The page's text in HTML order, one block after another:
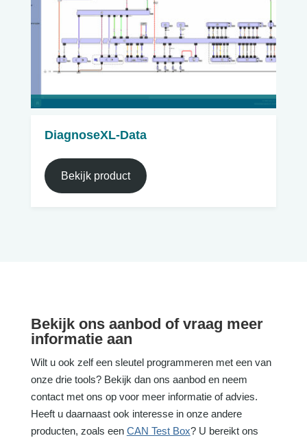
DiagnoseXL-Data
Bekijk product
Bekijk ons aanbod of vraag meer
informatie aan
Wilt u ook zelf een sleutel programmeren met een van
onze drie tools? Bekijk dan ons aanbod en neem
contact met ons op voor meer informatie of advies.
Heeft u daarnaast ook interesse in onze andere
producten, zoals een CAN Test Box? U bereikt ons